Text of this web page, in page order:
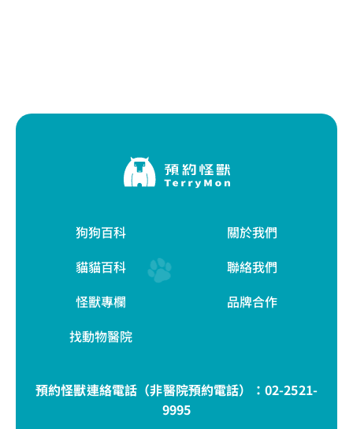
狗狗百科
貓貓百科
怪獸專欄
找動物醫院
關於我們
聯絡我們
品牌合作
預約怪獸連絡電話（非醫院預約電話）： 02-2521-
9995